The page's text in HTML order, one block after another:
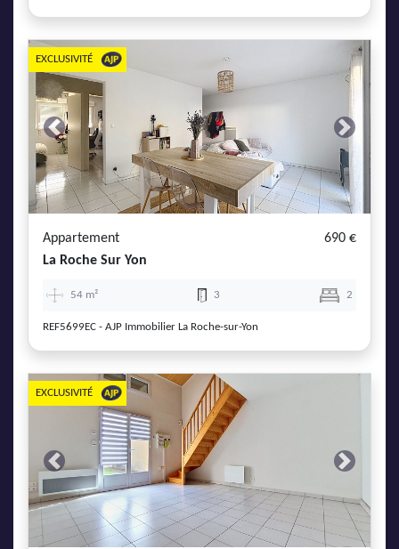
Previous Next
EXCLUSIVITÉ
Appartement
690 €
La Roche Sur Yon
54 m² 3 2
REF5699EC - AJP Immobilier La Roche-sur-Yon
Previous Next
EXCLUSIVITÉ